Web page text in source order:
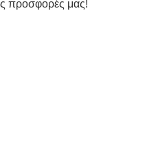
προσφορές μας!